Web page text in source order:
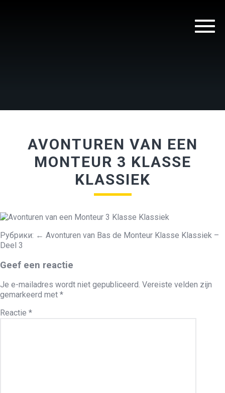
AVONTUREN VAN EEN
MONTEUR 3 KLASSE
KLASSIEK
Рубрики: ← Avonturen van Bas de Monteur Klasse Klassiek –
Deel 3
Geef een reactie
Je e-mailadres wordt niet gepubliceerd. Vereiste velden zijn
gemarkeerd met *
Reactie *